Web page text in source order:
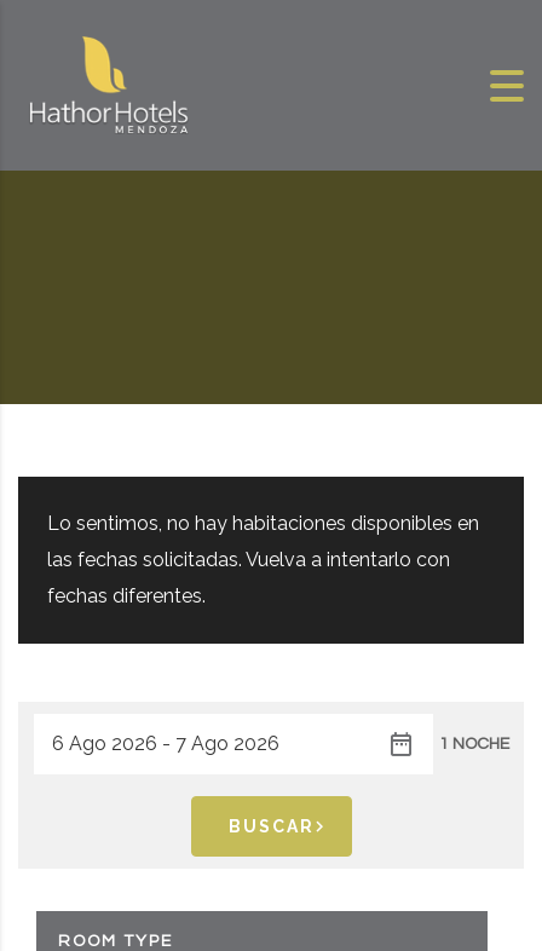
Lo sentimos, no hay habitaciones disponibles en
las fechas solicitadas. Vuelva a intentarlo con
fechas diferentes.
1 NOCHE
BUSCAR
ROOM TYPE